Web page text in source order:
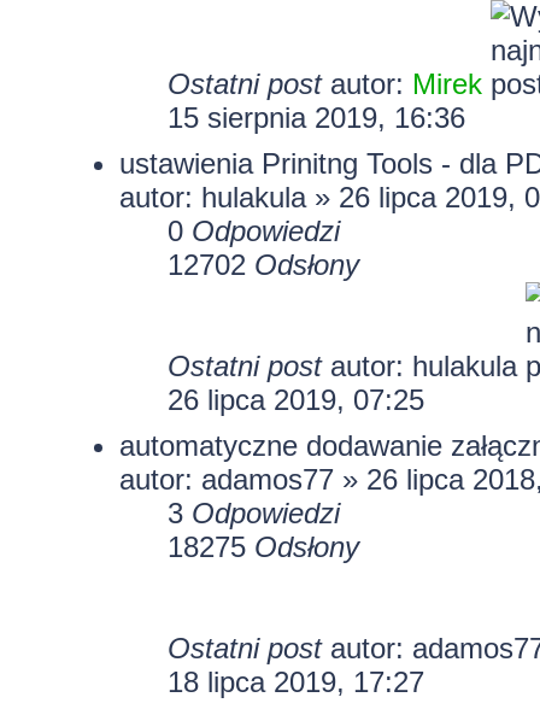
Ostatni post autor: Mirek
15 sierpnia 2019, 16:36
ustawienia Prinitng Tools - dla
autor: hulakula» 26 lipca 2019,
0 Odpowiedzi
12702 Odsłony
Ostatni post autor: hulakula
26 lipca 2019, 07:25
automatyczne dodawanie
autor: adamos77» 26 lipca
3 Odpowiedzi
18275 Odsłony
Ostatni post autor:
18 lipca 2019, 17:27